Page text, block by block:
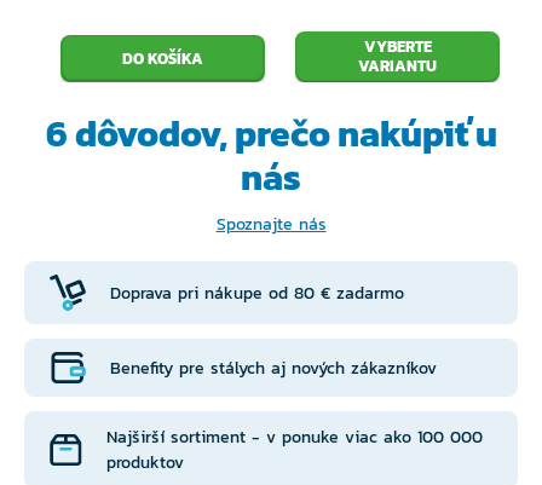
dlhá životnosť aj po 20 rokoch sú prúty ako
nadčasový dizajn
ak si kupujete rybársky prút SPORTEX tak si
kupujete zážitok ktorý vám žiadny iný prút
neposkytne
Tropic Fishing ako predajca poskytuje na celý výrobok
zákonnú záruku v dĺžke trvania 24 mesiacov.
Značka Sportex Germany poskytuje nadštandardnú
záruku na samotný blank prútu v dĺžke 10 rokov od
VYBERTE
VARIANTU
6 dôvodov, prečonakúpiť u
nás
Spoznajte nás
Doprava pri nákupe od 80 € zadarmo
Benefity pre stálych aj nových zákazníkov
Najširší sortiment - v ponuke viac ako 100 000
produktov